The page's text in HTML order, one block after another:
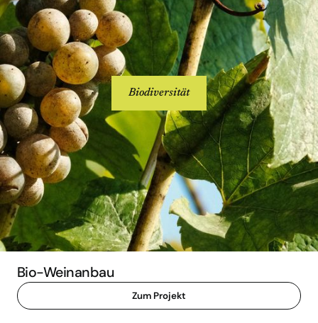
Biodiversität
Bio-Weinanbau
Zum Projekt